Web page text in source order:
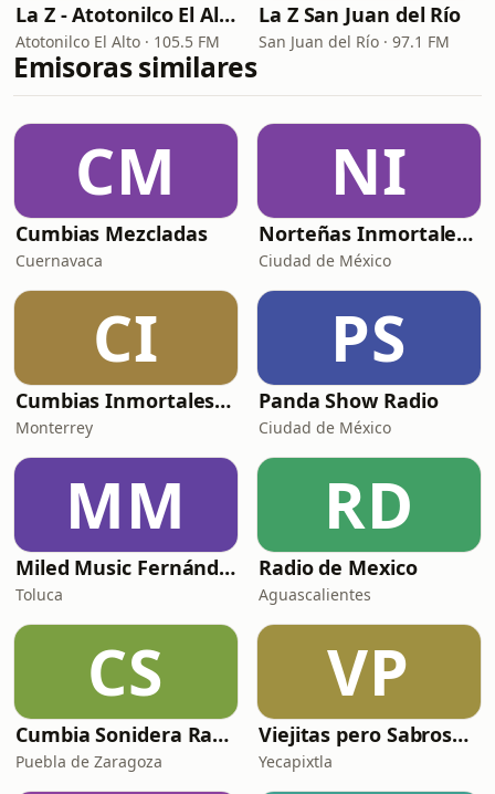
La Z - Atotonilco El Alto
Atotonilco El Alto · 105.5 FM
La Z San Juan del Río
San Juan del Río · 97.1 FM
Emisoras similares
CM
Cumbias Mezcladas
Cuernavaca
NI
Norteñas Inmortales Radio
Ciudad de México
CI
Cumbias Inmortales Radio
Monterrey
PS
Panda Show Radio
Ciudad de México
MM
Miled Music Fernández
Toluca
RD
Radio de Mexico
Aguascalientes
CS
Cumbia Sonidera Radio
Puebla de Zaragoza
VP
Viejitas pero Sabrosas Radio
Yecapixtla